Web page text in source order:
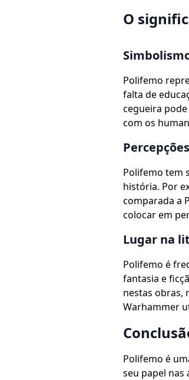
O
Polifemo
falta de
cegueira
com os
Polifemo tem
história. Por
comparada a
colocar em
Lugar na
Polifemo é
fantasia e
nestas obras,
Warhammer
Polifemo é
seu papel nas